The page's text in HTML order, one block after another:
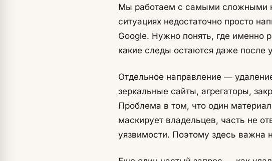
Мы работаем с самыми сложными
ситуациях недостаточно просто
Google. Нужно понять, где именно
какие следы остаются даже после
Отдельное направление —
зеркальные сайты, агрегаторы,
Проблема в том, что один
маскирует владельцев, часть не
уязвимости. Поэтому здесь важна